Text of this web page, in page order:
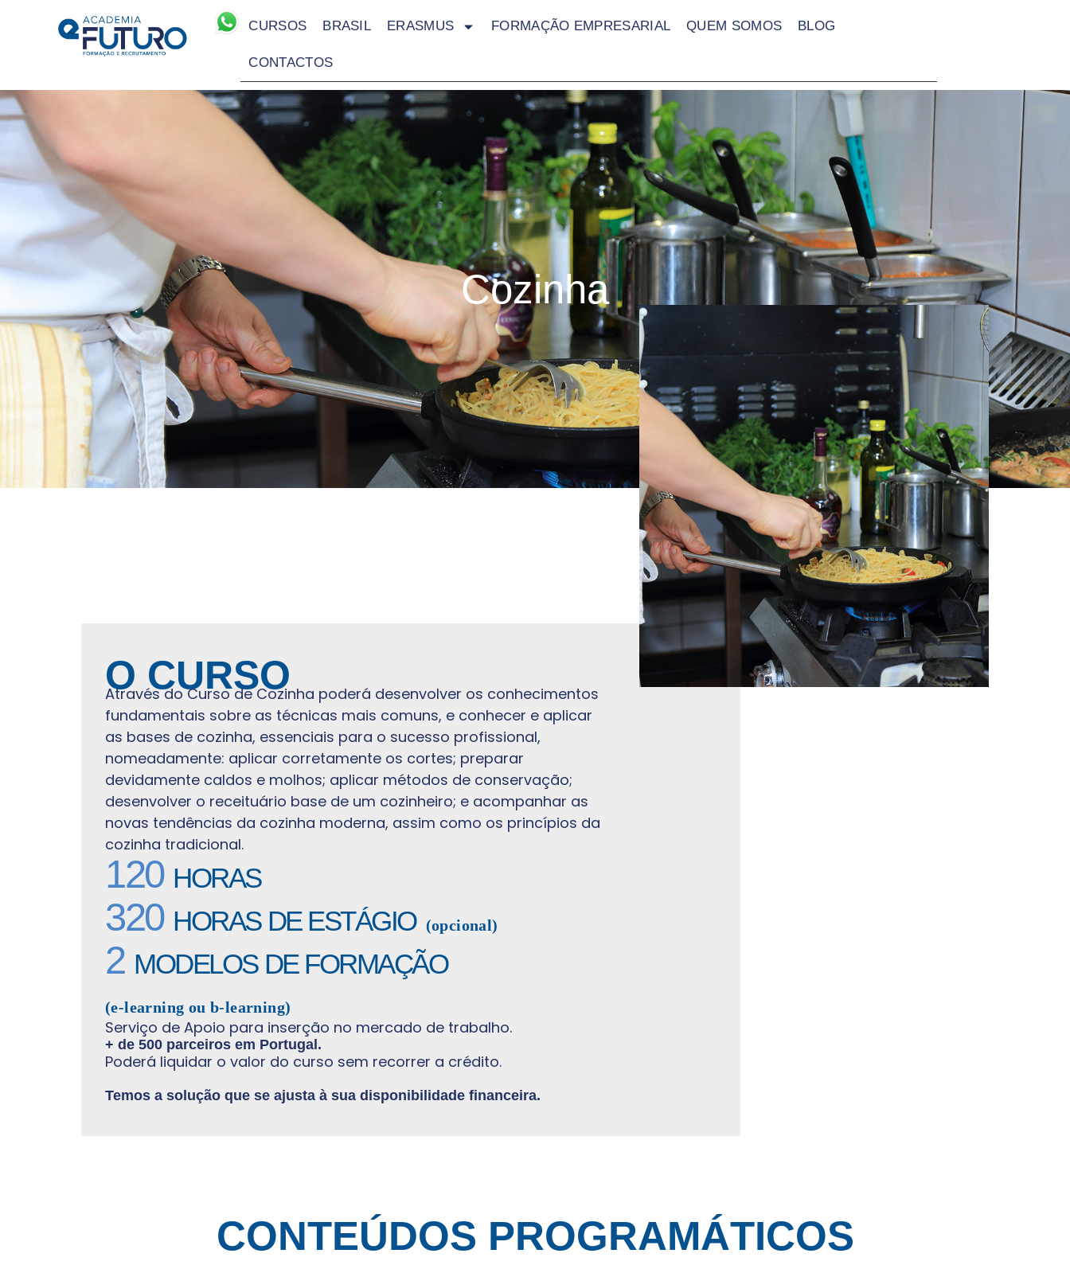
CURSOS BRASIL ERASMUS FORMAÇÃO EMPRESARIAL QUEM SOMOS BLOG
CONTACTOS
Cozinha
O CURSO
Através do Curso de Cozinha poderá desenvolver os conhecimentos
fundamentais sobre as técnicas mais comuns, e conhecer e aplicar
as bases de cozinha, essenciais para o sucesso profissional,
nomeadamente: aplicar corretamente os cortes; preparar
devidamente caldos e molhos; aplicar métodos de conservação;
desenvolver o receituário base de um cozinheiro; e acompanhar as
novas tendências da cozinha moderna, assim como os princípios da
cozinha tradicional.
120 HORAS
320 HORAS DE ESTÁGIO (opcional)
2 MODELOS DE FORMAÇÃO
(e-learning ou b-learning)
Serviço de Apoio para inserção no mercado de trabalho.
+ de 500 parceiros em Portugal.
Poderá liquidar o valor do curso sem recorrer a crédito.
Temos a solução que se ajusta à sua disponibilidade financeira.
CONTEÚDOS PROGRAMÁTICOS